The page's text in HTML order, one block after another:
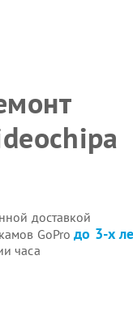
доставкой
GoProдо 3-х
часа